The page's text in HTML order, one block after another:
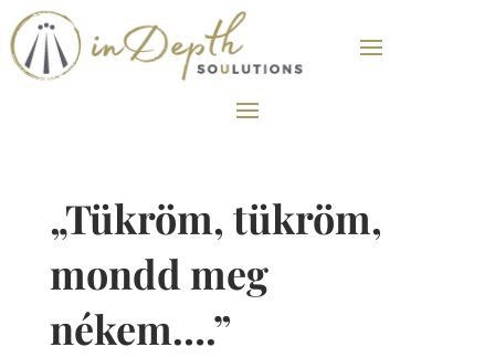
„Tükröm, tükröm,
mondd meg
nékem….”